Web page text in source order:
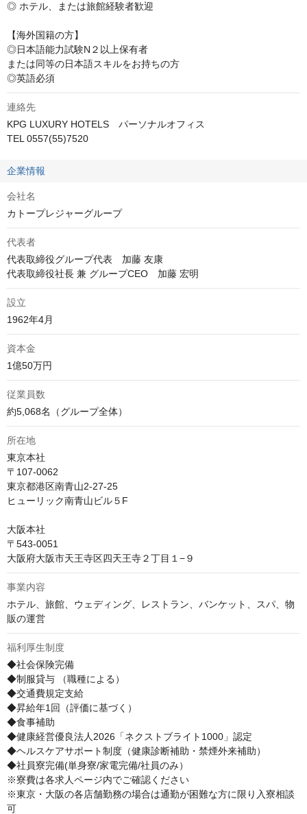
◎ ホテル、または旅館経験者歓迎
【海外国籍の方】
◎日本語能力試験N２以上保有者
または同等の日本語スキルをお持ちの方
◎英語必須
連絡先
KPG LUXURY HOTELS　パーソナルオフィス
TEL 0557(55)7520
企業情報
会社名
カトープレジャーグループ
代表者
代表取締役グループ代表　加藤 友康
代表取締役社長 兼 グループCEO　加藤 宏明
設立
1962年4月
資本金
1億50万円
従業員数
約5,068名（グループ全体）
所在地
東京本社
〒107-0062
東京都港区南青山2-27-25
ヒューリック南青山ビル５F
大阪本社
〒543-0051
大阪府大阪市天王寺区四天王寺２丁目１−９
事業内容
ホテル、旅館、ウェディング、レストラン、バンケット、スパ、物
販の運営
福利厚生制度
◆社会保険完備
◆制服貸与 （職種による）
◆交通費規定支給
◆昇給年1回（評価に基づく）
◆食事補助
◆健康経営優良法人2026「ネクストブライト1000」認定
◆ヘルスケアサポート制度（健康診断補助・禁煙外来補助）
◆社員寮完備(単身寮/家電完備/社員のみ）
※寮費は各求人ページ内でご確認ください
※東京・大阪の各店舗勤務の場合は通勤が困難な方に限り入寮相談
可